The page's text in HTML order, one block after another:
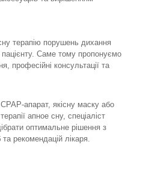
терапію порушень дихання
Саме тому пропонуємо
професійні консультації та
апарат, якісну маску або
апное сну, спеціаліст
оптимальне рішення з
рекомендацій лікаря.